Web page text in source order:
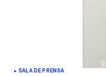
SALA DE PRENSA